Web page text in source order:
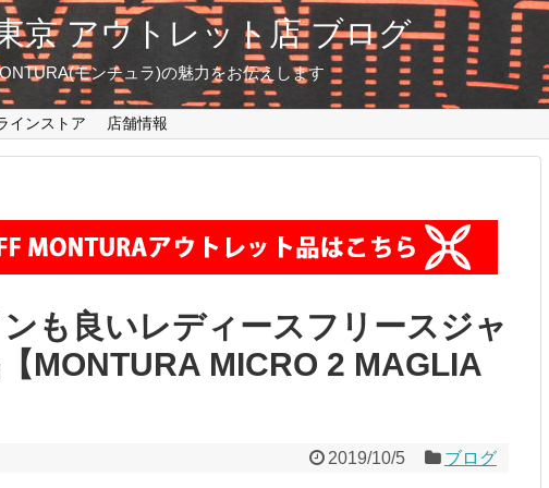
京 アウトレット店 ブログ
モンチュラ)の魅力をお伝えします
インストア 店舗情報
も良いレディースフリースジャ
MONTURA MICRO 2 MAGLIA
2019/10/5 ブログ